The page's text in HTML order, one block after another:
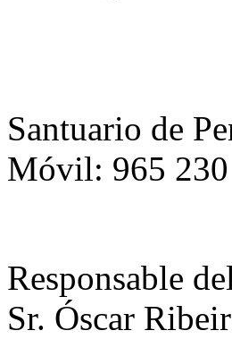
Santuario de
Móvil: 965
Responsable
Sr. Óscar